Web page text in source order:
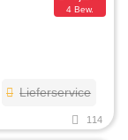
4 Bew.
Lieferservice
114